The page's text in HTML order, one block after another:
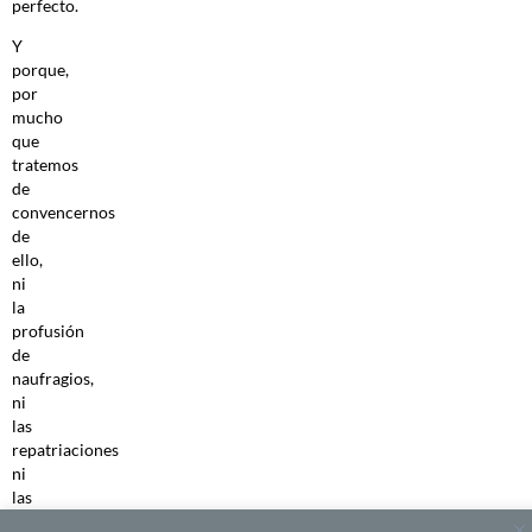
perfecto.
Y
porque,
por
mucho
que
tratemos
de
convencernos
de
ello,
ni
la
profusión
de
naufragios,
ni
las
repatriaciones
ni
las